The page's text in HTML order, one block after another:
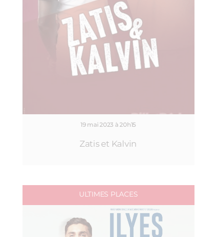
19 mai 2023 à 20h15
Zatis et Kalvin
ULTIMES PLACES